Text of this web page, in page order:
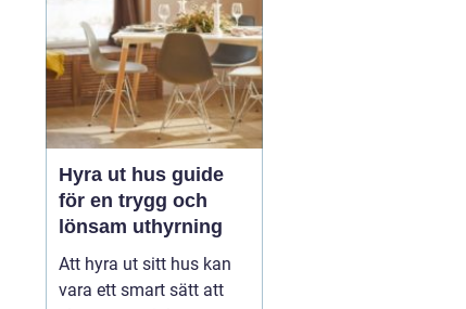
Hyra ut hus guide
för en trygg och
lönsam uthyrning
Att hyra ut sitt hus kan
vara ett smart sätt att